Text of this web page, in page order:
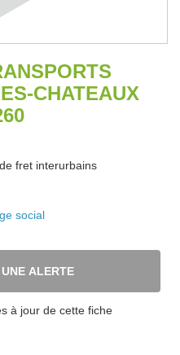
CHATEAUX
fret interurbains
social
ALERTE
à jour de cette fiche